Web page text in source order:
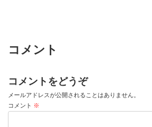
コメント
コメントをどうぞ
メールアドレスが公開されることはありません。
コメント ※